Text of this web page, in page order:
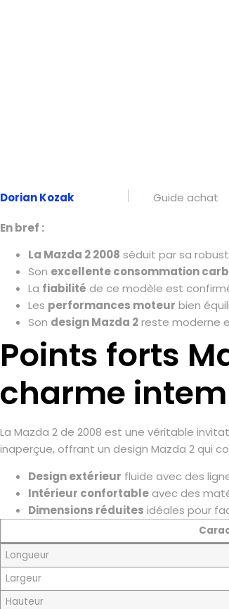
Dorian Kozak Guide achat
En bref :
La Mazda 2 2008 séduit par sa
Son excellente consommation
La fiabilité de ce modèle est
Les performances moteur bien
Son design Mazda 2reste moderne
Points forts
charme
La Mazda 2 de 2008 est une véritable
inaperçue, offrant un design Mazda 2 qui
Design extérieur fluide avec des
Intérieur confortableavec des
Dimensions réduites idéales pour
Longueur
Largeur
Hauteur